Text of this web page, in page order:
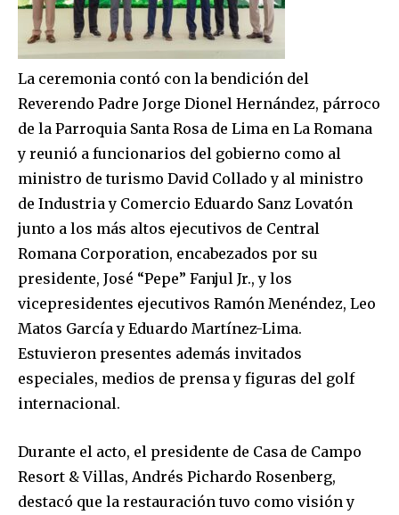
La ceremonia contó con la bendición del
Reverendo Padre Jorge Dionel Hernández, párroco
de la Parroquia Santa Rosa de Lima en La Romana
y reunió a funcionarios del gobierno como al
ministro de turismo David Collado y al ministro
de Industria y Comercio Eduardo Sanz Lovatón
junto a los más altos ejecutivos de Central
Romana Corporation, encabezados por su
presidente, José “Pepe” Fanjul Jr., y los
vicepresidentes ejecutivos Ramón Menéndez, Leo
Matos García y Eduardo Martínez-Lima.
Estuvieron presentes además invitados
especiales, medios de prensa y figuras del golf
internacional.
Durante el acto, el presidente de Casa de Campo
Resort & Villas, Andrés Pichardo Rosenberg,
destacó que la restauración tuvo como visión y